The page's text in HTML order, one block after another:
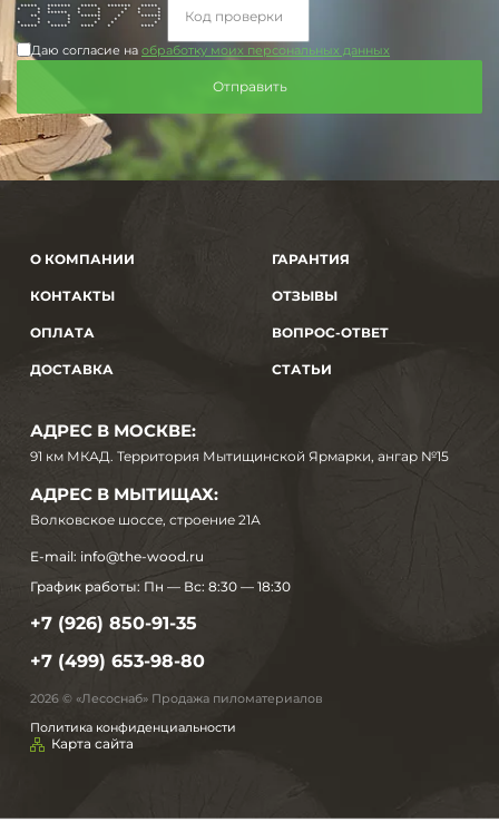
***** ******* ***** ******* *****
* * * * * * * *
* ****** * * * * *
** * ****** * ******
* * * * *
* * * * * * *
***** ***** **** * ****
Даю согласие на обработку моих персональных данных
О КОМПАНИИ
КОНТАКТЫ
ОПЛАТА
ДОСТАВКА
ГАРАНТИЯ
ОТЗЫВЫ
ВОПРОС-ОТВЕТ
СТАТЬИ
АДРЕС В МОСКВЕ:
91 км МКАД. Территория Мытищинской Ярмарки, ангар №15
АДРЕС В МЫТИЩАХ:
Волковское шоссе, строение 21А
E-mail: info@the-wood.ru
График работы: Пн — Вс: 8:30 — 18:30
+7 (926) 850-91-35
+7 (499) 653-98-80
2026 © «Лесоснаб» Продажа пиломатериалов
Политика конфиденциальности
Карта сайта